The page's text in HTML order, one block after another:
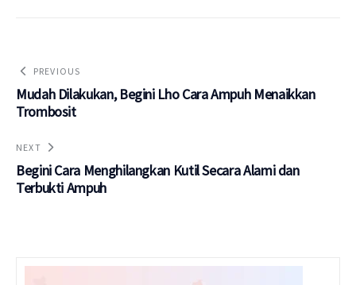
PREVIOUS
Mudah Dilakukan, Begini Lho Cara Ampuh Menaikkan
Trombosit
NEXT
Begini Cara Menghilangkan Kutil Secara Alami dan
Terbukti Ampuh